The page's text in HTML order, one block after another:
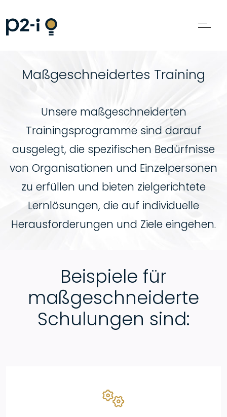
Maßgeschneidertes Training
Unsere maßgeschneiderten
Trainingsprogramme sind darauf
ausgelegt, die spezifischen Bedürfnisse
von Organisationen und Einzelpersonen
zu erfüllen und bieten zielgerichtete
Lernlösungen, die auf individuelle
Herausforderungen und Ziele eingehen.
Beispiele für
maßgeschneiderte
Schulungen sind: